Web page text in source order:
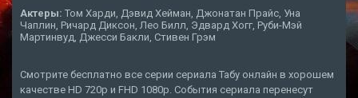
Актеры: Том Харди, Дэвид Хейман, Джонатан Прайс, Уна
Чаплин, Ричард Диксон, Лео Билл, Эдвард Хогг, Руби-Мэй
Мартинвуд, Джесси Бакли, Стивен Грэм
Смотрите бесплатно все серии сериала Табу онлайн в хорошем
качестве HD 720p и FHD 1080p. События сериала перенесут